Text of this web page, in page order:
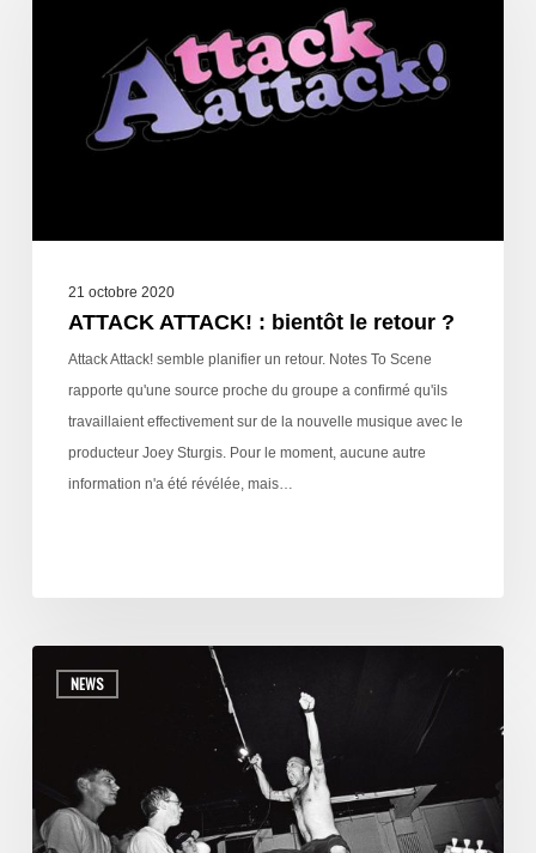
21 octobre 2020
ATTACK ATTACK! : bientôt le retour ?
Attack Attack! semble planifier un retour. Notes To Scene
rapporte qu'une source proche du groupe a confirmé qu'ils
travaillaient effectivement sur de la nouvelle musique avec le
producteur Joey Sturgis. Pour le moment, aucune autre
information n'a été révélée, mais…
NEWS